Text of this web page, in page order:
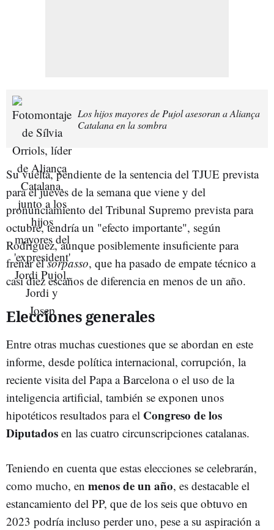
Los hijos mayores de Pujol asesoran a Aliança
Catalana en la sombra
Su vuelta, pendiente de la sentencia del TJUE prevista
para el jueves de la semana que viene y del
pronunciamiento del Tribunal Supremo prevista para
octubre, tendría un "efecto importante", según
Rodríguez, aunque posiblemente insuficiente para
frenar elsorpasso, que ha pasado de empate técnico a
casi diez escaños de diferencia en menos de un año.
Elecciones generales
Entre otras muchas cuestiones que se abordan en este
informe, desde política internacional, corrupción, la
reciente visita del Papa a Barcelona o el uso de la
inteligencia artificial, también se exponen unos
hipotéticos resultados para el Congreso de los
Diputados en las cuatro circunscripciones catalanas.
Teniendo en cuenta que estas elecciones se celebrarán,
como mucho, en menos de un año, es destacable el
estancamiento del PP, que de los seis que obtuvo en
2023 podría incluso perder uno, pese a su aspiración a